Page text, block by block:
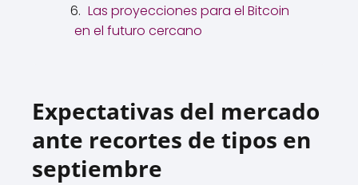
Las proyecciones para el Bitcoin
en el futuro cercano
Expectativas del mercado
ante recortes de tipos en
septiembre